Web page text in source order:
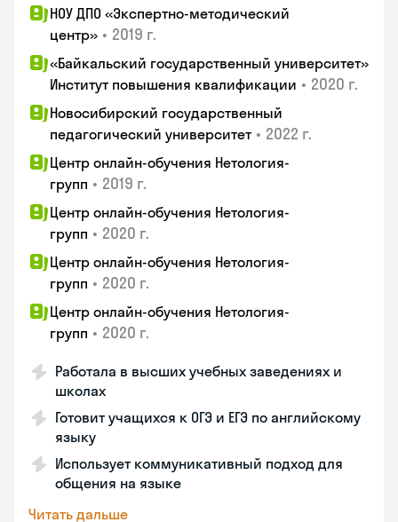
НОУ ДПО «Экспертно-методический
центр» • 2019 г.
«Байкальский государственный университет»
Институт повышения квалификации • 2020 г.
Новосибирский государственный
педагогический университет • 2022 г.
Центр онлайн-обучения Нетология-
групп • 2019 г.
Центр онлайн-обучения Нетология-
групп • 2020 г.
Центр онлайн-обучения Нетология-
групп • 2020 г.
Центр онлайн-обучения Нетология-
групп • 2020 г.
Работала в высших учебных заведениях и
школах
Готовит учащихся к ОГЭ и ЕГЭ по английскому
языку
Использует коммуникативный подход для
общения на языке
Читать дальше